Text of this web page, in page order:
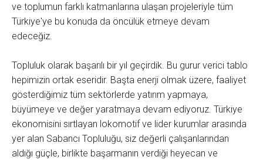
ve toplumun farklı katmanlarına ulaşan projeleriyle tüm
Türkiye'ye bu konuda da öncülük etmeye devam
edeceğiz.
Topluluk olarak başarılı bir yıl geçirdik. Bu gurur verici tablo
hepimizin ortak eseridir. Başta enerji olmak üzere, faaliyet
gösterdiğimiz tüm sektörlerde yatırım yapmaya,
büyümeye ve değer yaratmaya devam ediyoruz. Türkiye
ekonomisini sırtlayan lokomotif ve lider kurumlar arasında
yer alan Sabancı Topluluğu, siz değerli çalışanlarından
aldığı güçle, birlikte başarmanın verdiği heyecan ve